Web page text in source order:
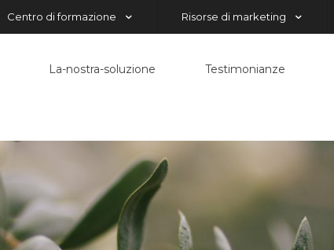
Centro di formazione Risorse di marketing
La-nostra-soluzione Testimonianze